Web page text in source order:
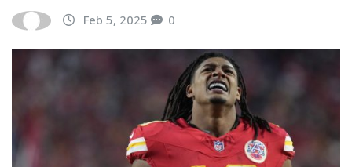
Feb 5, 2025 0